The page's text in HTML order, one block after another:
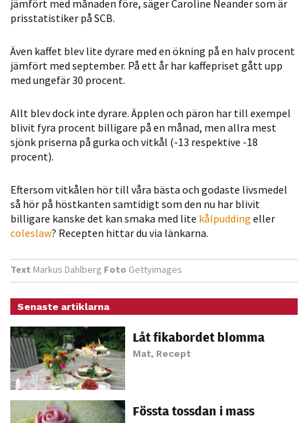
jämfört med månaden före, säger Caroline Neander som är
prisstatistiker på SCB.
Även kaffet blev lite dyrare med en ökning på en halv procent
jämfört med september. På ett år har kaffepriset gått upp
med ungefär 30 procent.
Allt blev dock inte dyrare. Äpplen och päron har till exempel
blivit fyra procent billigare på en månad, men allra mest
sjönk priserna på gurka och vitkål (-13 respektive -18
procent).
Eftersom vitkålen hör till våra bästa och godaste livsmedel
så hör på höstkanten samtidigt som den nu har blivit
billigare kanske det kan smaka med lite kålpudding eller
coleslaw? Recepten hittar du via länkarna.
Text Markus Dahlberg Foto Gettyimages
Senaste artiklarna
Låt fikabordet blomma
Mat, Recept
Fössta tossdan i mass
taget ska
fungera.
Statistik
För att vi ska
kunna
funktionalitet
och
uppbyggnad,
hur hemsidan
används.
Upplevelse
För att vår
möjligt under